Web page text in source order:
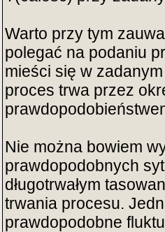
Warto przy tym
polegać na podaniu
mieści się w
proces trwa przez
Nie można bowiem
prawdopodobnych
długotrwałym
trwania procesu.
prawdopodobne